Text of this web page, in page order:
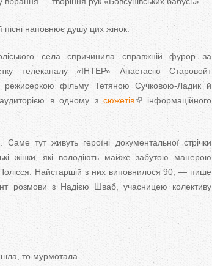
наповнює душу цих жінок.
села спричинила справжній фурор за
телеканалу «ІНТЕР» Анастасію Старовойт
і режисеркою фільму Тетяною Сучковою-Ладик й
в одному зсюжетів
інформаційного
тут живуть героїні документальної стрічки
жінки, які володіють майже забутою манерою
Найстаршій з них виповнилося 90, — пише
розмови з Надією Шваб, учасницею колективу
то мурмотала…